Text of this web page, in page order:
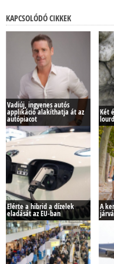
KAPCSOLÓDÓ CIKKEK
Vadiúj, ingyenes autós
applikáció alakíthatja át az
autópiacot
Két
Elérte a hibrid a dízelek
eladását az EU-ban
A